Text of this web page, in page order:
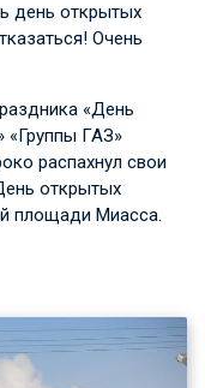
день открытых
Очень
«День
«Группы ГАЗ»
распахнул свои
открытых
площади Миасса.